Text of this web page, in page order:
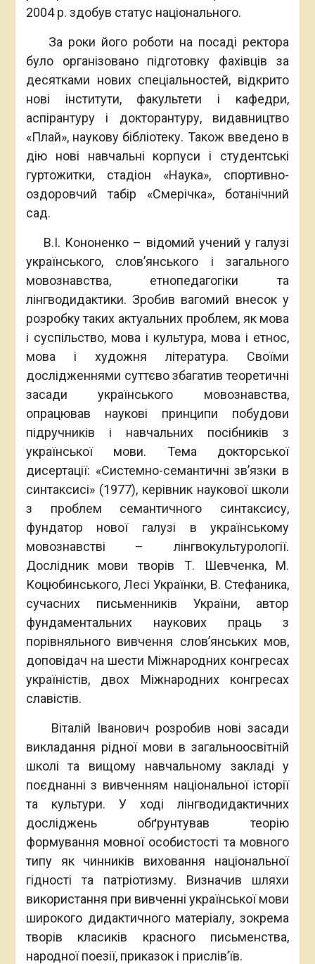
2004 р. здобув статус національного.
За роки його роботи на посаді ректора
було організовано підготовку фахівців за
десятками нових спеціальностей, відкрито
нові інститути, факультети і кафедри,
аспірантуру і докторантуру, видавництво
«Плай», наукову бібліотеку. Також введено в
дію нові навчальні корпуси і студентські
гуртожитки, стадіон «Наука», спортивно-
оздоровчий табір «Смерічка», ботанічний
сад.
В.І. Кононенко – відомий учений у галузі
українського, слов’янського і загального
мовознавства, етнопедагогіки та
лінгводидактики. Зробив вагомий внесок у
розробку таких актуальних проблем, як мова
і суспільство, мова і культура, мова і етнос,
мова і художня література. Своїми
дослідженнями суттєво збагатив теоретичні
засади українського мовознавства,
опрацював наукові принципи побудови
підручників і навчальних посібників з
української мови. Тема докторської
дисертації: «Системно-семантичні зв’язки в
синтаксисі» (1977), керівник наукової школи
з проблем семантичного синтаксису,
фундатор нової галузі в українському
мовознавстві – лінгвокультурології.
Дослідник мови творів Т. Шевченка, М.
Коцюбинського, Лесі Українки, В. Стефаника,
сучасних письменників України, автор
фундаментальних наукових праць з
порівняльного вивчення слов’янських мов,
доповідач на шести Міжнародних конгресах
україністів, двох Міжнародних конгресах
славістів.
Віталій Іванович розробив нові засади
викладання рідної мови в загальноосвітній
школі та вищому навчальному закладі у
поєднанні з вивченням національної історії
та культури. У ході лінгводидактичних
досліджень обґрунтував теорію
формування мовної особистості та мовного
типу як чинників виховання національної
гідності та патріотизму. Визначив шляхи
використання при вивченні української мови
широкого дидактичного матеріалу, зокрема
творів класиків красного письменства,
народної поезії, приказок і прислів’їв.